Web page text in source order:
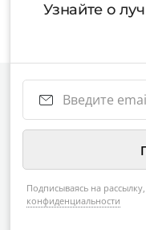
Узнайте о
Подписываясь на
конфиденциальности